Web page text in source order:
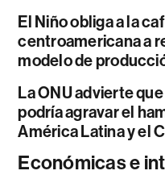
El Niño obliga a la
centroamericana a
modelo de
La ONU advierte
podría agravar el
América Latina y el
Económicas e